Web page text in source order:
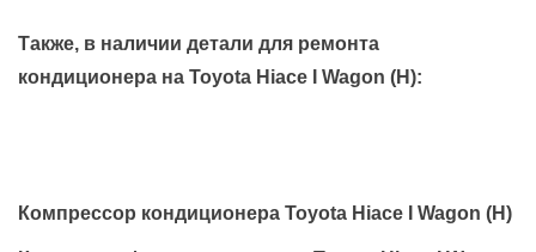
Также, в наличии детали для ремонта
кондиционера на Toyota Hiace I Wagon (H):
Компрессор кондиционера Toyota Hiace I Wagon (H)